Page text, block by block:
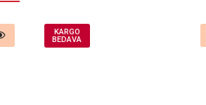
KARGO
BEDAVA